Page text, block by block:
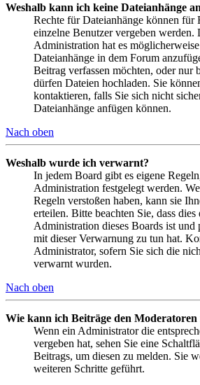
Weshalb kann ich keine Dateianhänge
Rechte für Dateianhänge können für
einzelne Benutzer vergeben werden.
Administration hat es
Dateianhänge in dem Forum
Beitrag verfassen möchten, oder nur
dürfen Dateien hochladen. Sie
kontaktieren, falls Sie sich nicht
Dateianhänge anfügen können.
Nach oben
Weshalb wurde ich verwarnt?
In jedem Board gibt es eigene
Administration festgelegt werden.
Regeln verstoßen haben, kann sie
erteilen. Bitte beachten Sie, dass
Administration dieses Boards ist
mit dieser Verwarnung zu tun hat.
Administrator, sofern Sie sich die
verwarnt wurden.
Nach oben
Wie kann ich Beiträge den Moderatoren
Wenn ein Administrator die
vergeben hat, sehen Sie eine
Beitrags, um diesen zu melden. Sie
weiteren Schritte geführt.